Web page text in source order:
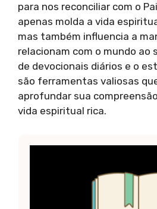
para nos reconciliar com o
apenas molda a vida
mas também influencia a
relacionam com o mundo ao
de devocionais diários e o
são ferramentas valiosas
aprofundar sua
vida espiritual rica.